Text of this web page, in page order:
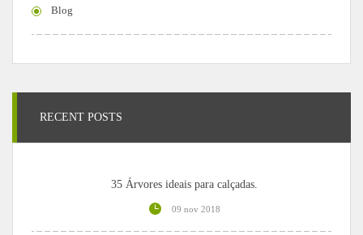
Blog
RECENT POSTS
35 Árvores ideais para calçadas.
09 nov 2018